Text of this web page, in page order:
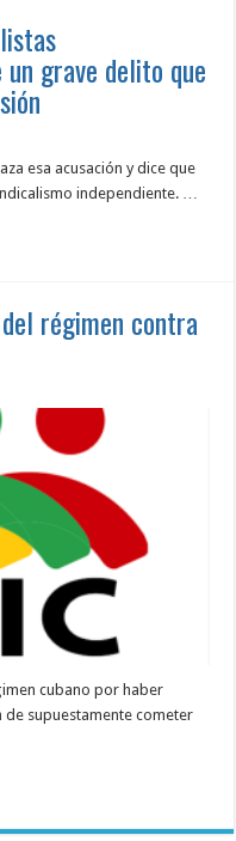
un grave delito que
esa acusación y dice que
independiente. …
régimen contra
cubano por haber
supuestamente cometer